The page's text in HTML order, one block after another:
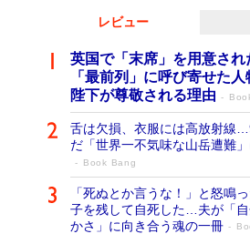
レビュー
英国で「末席」を用意され
「最前列」に呼び寄せた
陛下が尊敬される理由
舌は欠損、衣服には高放射線
だ「世界一不気味な山岳遭難
Book Bang
「死ぬとか言うな！」と怒鳴
子を残して自死した…夫が「
かさ」に向き合う魂の一冊